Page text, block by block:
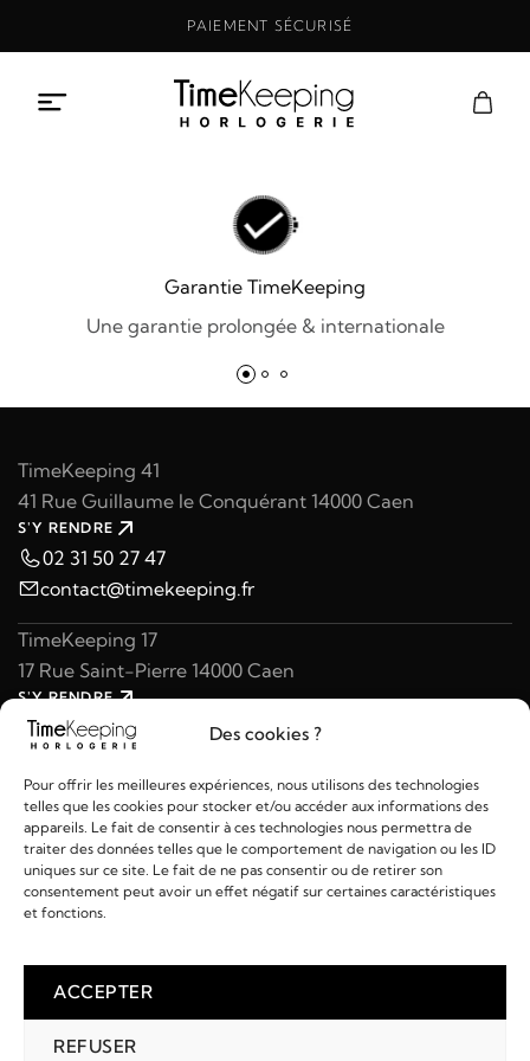
Des cookies ?
Pour offrir les meilleures expériences, nous utilisons des technologies
telles que les cookies pour stocker et/ou accéder aux informations des
appareils. Le fait de consentir à ces technologies nous permettra de
traiter des données telles que le comportement de navigation ou les ID
uniques sur ce site. Le fait de ne pas consentir ou de retirer son
consentement peut avoir un effet négatif sur certaines caractéristiques
et fonctions.
ACCEPTER
REFUSER
PAIEMENT SÉCURISÉ
Garantie TimeKeeping
Une garantie prolongée & internationale
TimeKeeping 41
41 Rue Guillaume le Conquérant 14000 Caen
S'Y RENDRE
02 31 50 27 47
contact@timekeeping.fr
TimeKeeping 17
17 Rue Saint-Pierre 14000 Caen
S'Y RENDRE
02 31 47 49 97
contact@timekeeping.fr
Liens utiles
2026 © TIMEKEEPING - Réalisé par